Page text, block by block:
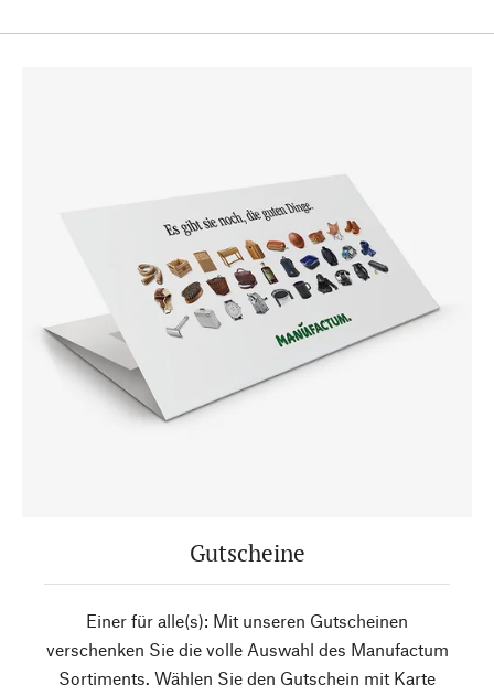
Gutscheine
Einer für alle(s): Mit unseren Gutscheinen
verschenken Sie die volle Auswahl des Manufactum
Sortiments. Wählen Sie den Gutschein mit Karte